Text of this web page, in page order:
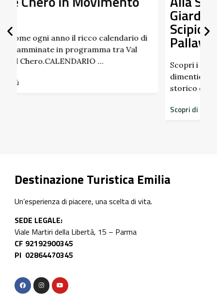
Pallavicino
Scopri i profumi inaspettati di erbe e frutti
dimenticati radicati da secoli. Nel giardino
Destinazione Turistica Emilia
Un’esperienza di piacere, una scelta di vita.
SEDE LEGALE:
Viale Martiri della Libertà, 15 – Parma
CF 92192900345
PI 02864470345